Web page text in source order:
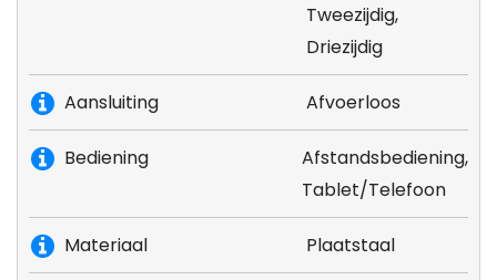
Tweezijdig,
Driezijdig
Aansluiting Afvoerloos
Bediening
Afstandsbediening,
Tablet/Telefoon
Materiaal Plaatstaal